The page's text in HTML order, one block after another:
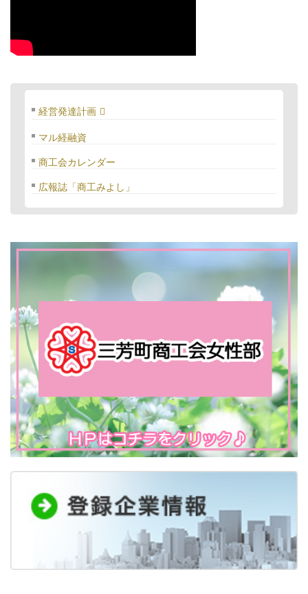
経営発達計画
マル経融資
商工会カレンダー
広報誌「商工みよし」